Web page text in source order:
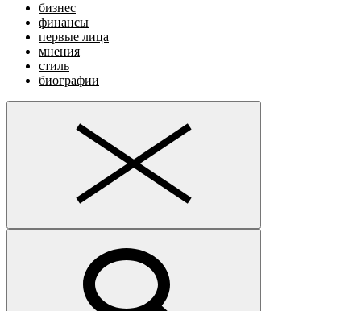
бизнес
финансы
первые лица
мнения
стиль
биографии